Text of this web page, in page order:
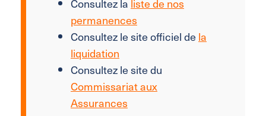
permanences
Consultez le site officiel dela
liquidation
Consultez le site du
Commissariat aux
Assurances